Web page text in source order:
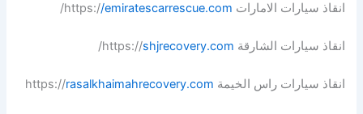
انقاذ سيارات الامارات https:/ /emiratescarrescue.com
/
انقاذ سيارات الشارقة https:// shjrecovery.com
/
انقاذ سيارات راس الخيمة https:// rasalkhaimahrecovery.com